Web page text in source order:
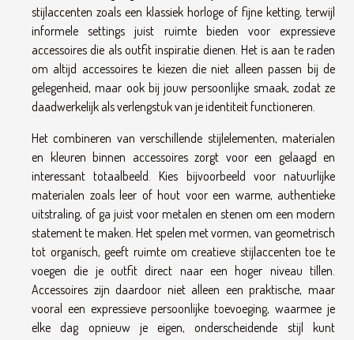
stijlaccenten zoals een klassiek horloge of fijne ketting, terwijl
informele settings juist ruimte bieden voor expressieve
accessoires die als outfit inspiratie dienen. Het is aan te raden
om altijd accessoires te kiezen die niet alleen passen bij de
gelegenheid, maar ook bij jouw persoonlijke smaak, zodat ze
daadwerkelijk als verlengstuk van je identiteit functioneren.
Het combineren van verschillende stijlelementen, materialen
en kleuren binnen accessoires zorgt voor een gelaagd en
interessant totaalbeeld. Kies bijvoorbeeld voor natuurlijke
materialen zoals leer of hout voor een warme, authentieke
uitstraling, of ga juist voor metalen en stenen om een modern
statement te maken. Het spelen met vormen, van geometrisch
tot organisch, geeft ruimte om creatieve stijlaccenten toe te
voegen die je outfit direct naar een hoger niveau tillen.
Accessoires zijn daardoor niet alleen een praktische, maar
vooral een expressieve persoonlijke toevoeging, waarmee je
elke dag opnieuw je eigen, onderscheidende stijl kunt